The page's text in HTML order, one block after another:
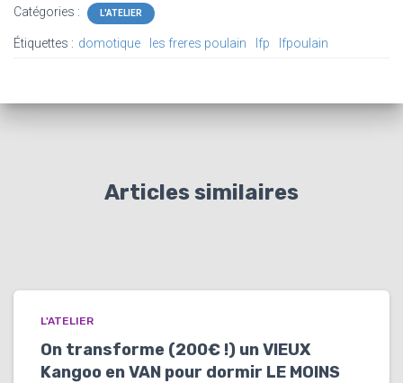
Catégories : L'ATELIER
Étiquettes : domotique les freres poulain lfp lfpoulain
Articles similaires
L'ATELIER
On transforme (200€ !) un VIEUX
Kangoo en VAN pour dormir LE MOINS